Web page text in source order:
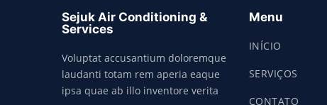
Sejuk Air Conditioning &
Services
Voluptat accusantium doloremque
laudanti totam rem aperia eaque
ipsa quae ab illo inventore verita
Menu
INÍCIO
SERVIÇOS
CONTATO